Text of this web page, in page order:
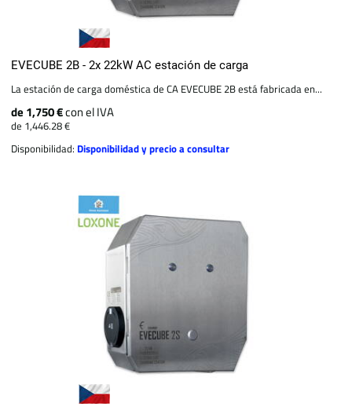
EVECUBE 2B - 2x 22kW AC estación de carga
La estación de carga doméstica de CA EVECUBE 2B está fabricada en...
de 1,750 €con el IVA
de 1,446.28 €
Disponibilidad: Disponibilidad y precio a consultar